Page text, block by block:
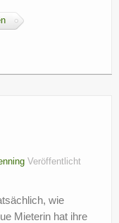
Veröffentlicht
wie
Mieterin hat ihre